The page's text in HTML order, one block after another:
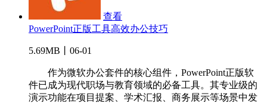
查看
PowerPoint正版工具高效办公技巧
5.69MB丨06-01
作为微软办公套件的核心组件，PowerPoint正版软
件已成为现代职场与教育领域的必备工具。其专业级的
演示功能在项目提案、学术汇报、商务展示等场景中发